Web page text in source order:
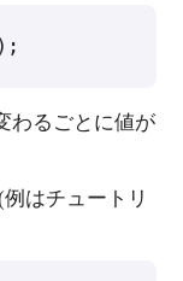
);
わるごとに値が
はチュートリ